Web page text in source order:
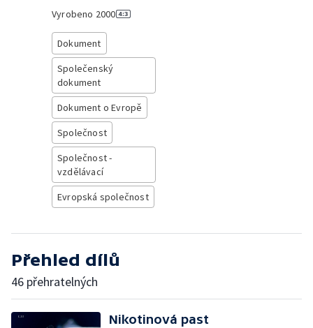
Vyrobeno 2000
Dokument
Společenský
dokument
Dokument o Evropě
Společnost
Společnost -
vzdělávací
Evropská společnost
Přehled dílů
46 přehratelných
Nikotinová past